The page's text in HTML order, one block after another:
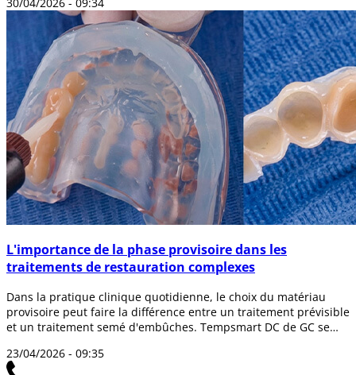
L'importance de la phase provisoire dans les
traitements de restauration complexes
Dans la pratique clinique quotidienne, le choix du matériau
provisoire peut faire la différence entre un traitement prévisible
et un traitement semé d'embûches. Tempsmart DC de GC se
23/04/2026 - 09:35